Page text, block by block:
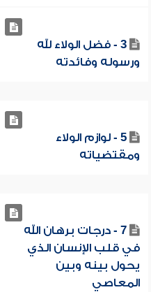
3 - فضل الولاء لله
ورسوله وفائدته
5 - لوازم الولاء
ومقتضياته
7 - درجات برهان الله
في قلب الإنسان الذي
يحول بينه وبين
المعاصي